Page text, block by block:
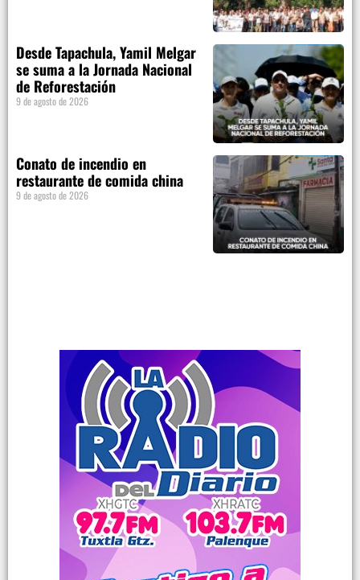
Desde Tapachula, Yamil Melgar
se suma a la Jornada Nacional
de Reforestación
9 de agosto de 2026
Conato de incendio en
restaurante de comida china
9 de agosto de 2026